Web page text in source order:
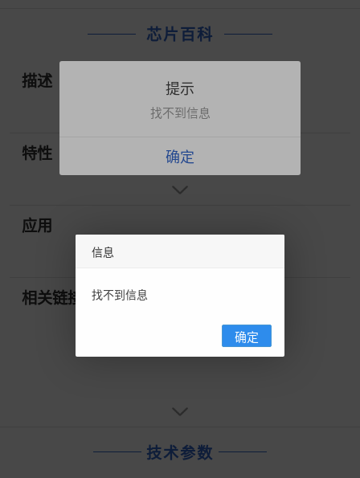
芯片百科
描述
特性
应用
相关链接
技术参数
提示
找不到信息
确定
信息
找不到信息
确定